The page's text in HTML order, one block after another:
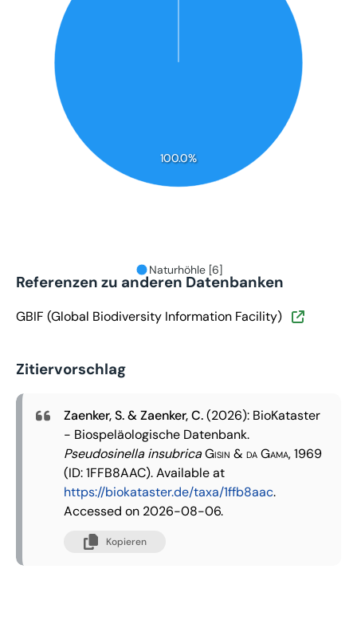
100.0%
Naturhöhle [6]
Referenzen zu anderen Datenbanken
GBIF (Global Biodiversity Information Facility)
Zitiervorschlag
Zaenker, S. & Zaenker, C.(2026): BioKataster
- Biospeläologische Datenbank.
Pseudosinella insubricaGisin & da Gama, 1969
(ID: 1FFB8AAC). Available at
https://biokataster.de/taxa/1ffb8aac.
Accessed on 2026-08-06.
Kopieren